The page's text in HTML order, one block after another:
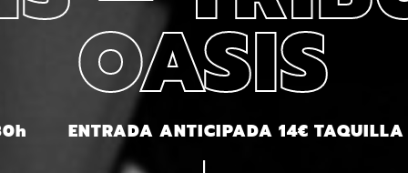
OASIS
ENTRADA ANTICIPADA 14€